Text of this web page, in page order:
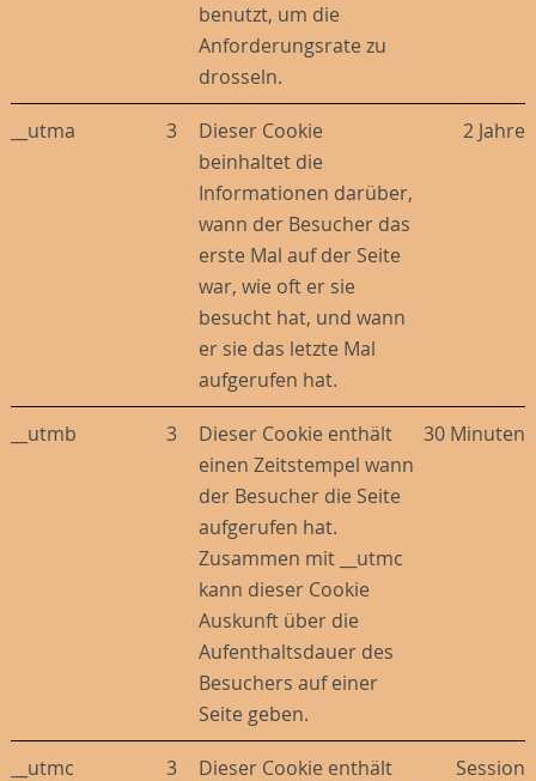
benutzt, um die
Anforderungsrate zu
drosseln.
__utma 3
Dieser Cookie
beinhaltet die
Informationen darüber,
wann der Besucher das
erste Mal auf der Seite
war, wie oft er sie
besucht hat, und wann
er sie das letzte Mal
aufgerufen hat.
2 Jahre
__utmb 3
Dieser Cookie enthält
einen Zeitstempel wann
der Besucher die Seite
aufgerufen hat.
Zusammen mit __utmc
kann dieser Cookie
Auskunft über die
Aufenthaltsdauer des
Besuchers auf einer
Seite geben.
30 Minuten
__utmc 3
Dieser Cookie enthält
Session